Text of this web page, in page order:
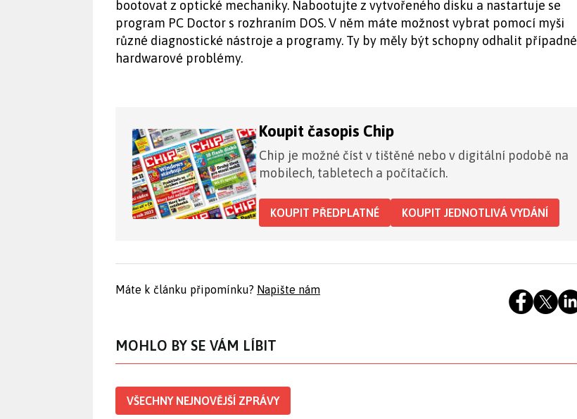
bootovat z optické mechaniky. Nabootujte z vytvořeného disku a nastartuje se
program PC Doctor s rozhraním DOS. V něm máte možnost vybrat pomocí myši
různé diagnostické nástroje a programy. Ty by měly být schopny odhalit případné
hardwarové problémy.
Koupit časopis Chip
Chip je možné číst v tištěné nebo v digitální podobě na
mobilech, tabletech a počítačích.
KOUPIT PŘEDPLATNÉ KOUPIT JEDNOTLIVÁ VYDÁNÍ
Máte k článku připomínku? Napište nám
MOHLO BY SE VÁM LÍBIT
VŠECHNY NEJNOVĚJŠÍ ZPRÁVY